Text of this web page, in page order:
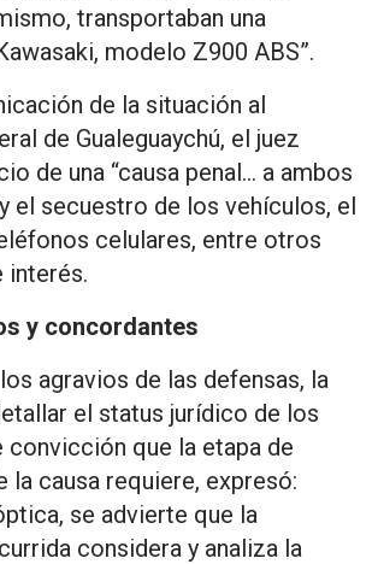
transportaban una
modelo Z900 ABS”.
de la situación al
de Gualeguaychú, el juez
de una “causa penal… a ambos
el secuestro de los vehículos, el
celulares, entre otros
interés.
y concordantes
agravios de las defensas, la
el status jurídico de los
convicción que la etapa de
la causa requiere, expresó:
se advierte que la
considera y analiza la